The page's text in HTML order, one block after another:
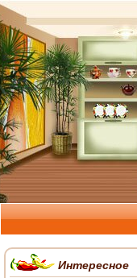
Интересное